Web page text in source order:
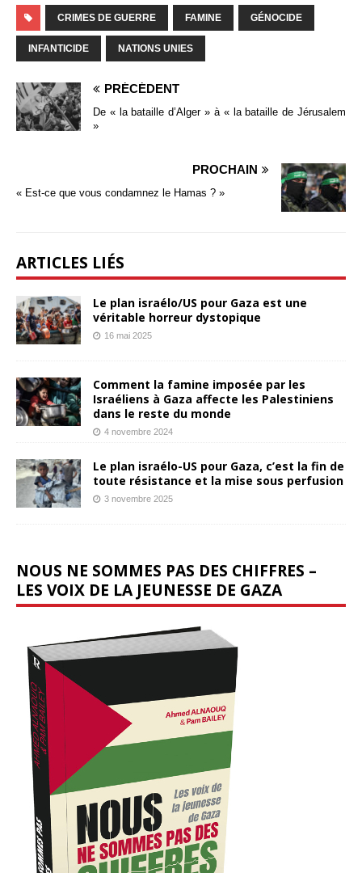
CRIMES DE GUERRE FAMINE GÉNOCIDE
INFANTICIDE NATIONS UNIES
PRÉCÉDENT
De « la bataille d’Alger » à « la bataille de Jérusalem
»
PROCHAIN
« Est-ce que vous condamnez le Hamas ? »
ARTICLES LIÉS
Le plan israélo/US pour Gaza est une
véritable horreur dystopique
16 mai 2025
Comment la famine imposée par les
Israéliens à Gaza affecte les Palestiniens
dans le reste du monde
4 novembre 2024
Le plan israélo-US pour Gaza, c’est la fin de
toute résistance et la mise sous perfusion
3 novembre 2025
NOUS NE SOMMES PAS DES CHIFFRES –
LES VOIX DE LA JEUNESSE DE GAZA